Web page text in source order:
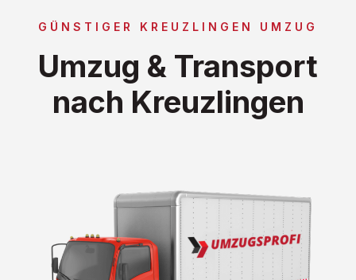
GÜNSTIGER KREUZLINGEN UMZUG
Umzug & Transport
nach Kreuzlingen